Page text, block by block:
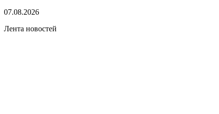
07.08.2026
Лента новостей